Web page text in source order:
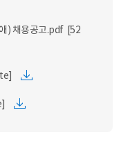
) 채용공고.pdf [52